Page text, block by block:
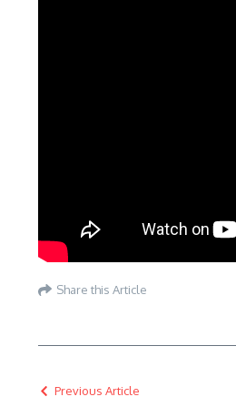
Share this Article
Previous Article